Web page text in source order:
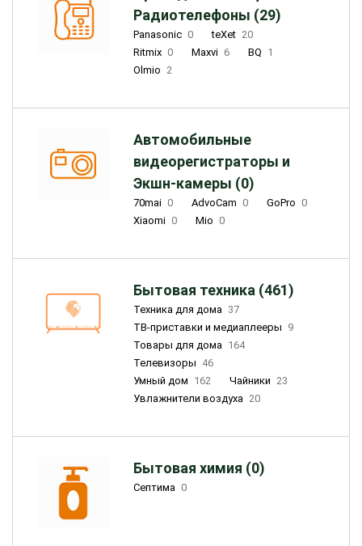
Радиотелефоны (29)
Panasonic 0 teXet 20
Ritmix 0 Maxvi 6 BQ 1
Olmio 2
Автомобильные
видеорегистраторы и
Экшн-камеры (0)
70mai 0 AdvoCam 0 GoPro 0
Xiaomi 0 Mio 0
Бытовая техника (461)
Техника для дома 37
ТВ-приставки и медиаплееры 9
Товары для дома 164
Телевизоры 46
Умный дом 162 Чайники 23
Увлажнители воздуха 20
Бытовая химия (0)
Септима 0